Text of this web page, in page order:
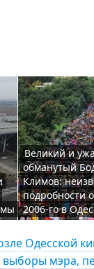
Великий и
обманутый
Климов:
подробности
2006-го в
Одесской
выборы мэра,